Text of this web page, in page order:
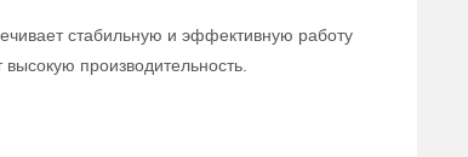
стабильную и эффективную работу
производительность.